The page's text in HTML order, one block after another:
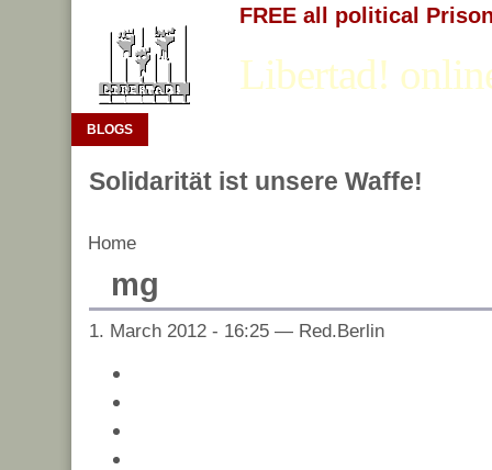
FREE all political
Libertad!
BLOGS
Solidarität ist unsere Waffe!
Home
mg
1. March 2012 - 16:25 — Red.Berlin